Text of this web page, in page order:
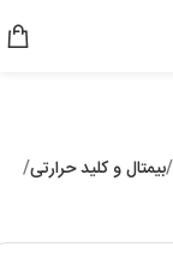
بیمتال و کلید حرارتی